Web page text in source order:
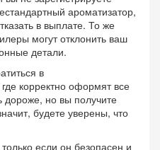
ароматизатор,
в выплате. То же
могут отклонить ваш
детали.
в
корректно оформят все
дороже, но вы получите
будете уверены, что
если он безопасен и